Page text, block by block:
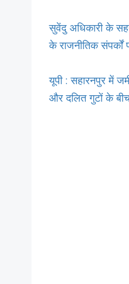
सुवेंदु अधिकारी के
के राजनीतिक
यूपी : सहारनपुर में
और दलित गुटों के